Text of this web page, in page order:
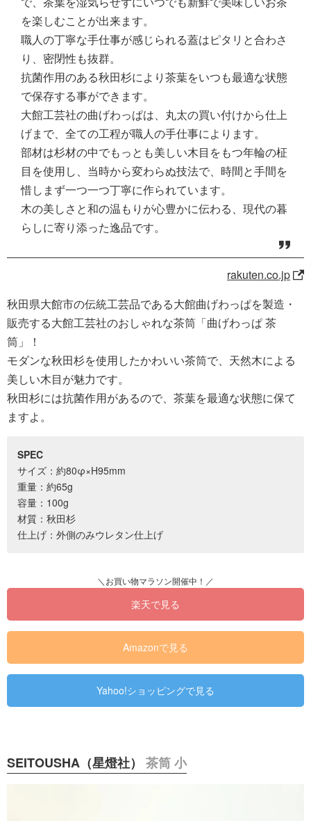
を楽しむことが出来ます。
職人の丁寧な手仕事が感じられる蓋はピタリと合わさ
り、密閉性も抜群。
抗菌作用のある秋田杉により茶葉をいつも最適な状態
で保存する事ができます。
大館工芸社の曲げわっぱは、丸太の買い付けから仕上
げまで、全ての工程が職人の手仕事によります。
部材は杉材の中でもっとも美しい木目をもつ年輪の柾
目を使用し、当時から変わらぬ技法で、時間と手間を
惜しまず一つ一つ丁寧に作られています。
木の美しさと和の温もりが心豊かに伝わる、現代の暮
らしに寄り添った逸品です。
rakuten.co.jp
秋田県大館市の伝統工芸品である大館曲げわっぱを製造・
販売する大館工芸社のおしゃれな茶筒「曲げわっぱ 茶
筒」！
モダンな秋田杉を使用したかわいい茶筒で、天然木による
美しい木目が魅力です。
秋田杉には抗菌作用があるので、茶葉を最適な状態に保て
ますよ。
SPEC
サイズ：約80φ×H95mm
重量：約65g
容量：100g
材質：秋田杉
仕上げ：外側のみウレタン仕上げ
楽天で見る
Amazonで見る
Yahoo!ショッピングで見る
SEITOUSHA（星燈社） 茶筒 小